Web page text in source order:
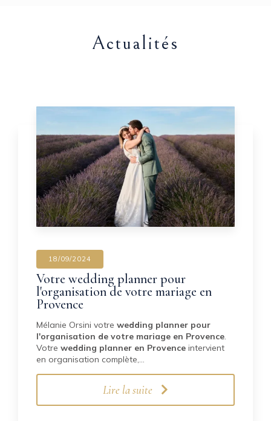
Actualités
18/09/2024
Votre wedding planner pour
l'organisation de votre mariage en
Provence
Mélanie Orsini votre wedding planner pour
l'organisation de votre mariage en Provence.
Votre wedding planner en Provence intervient
en organisation complète,…
Lire la suite